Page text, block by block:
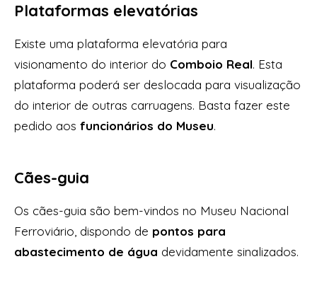
Plataformas elevatórias
Existe uma plataforma elevatória para
visionamento do interior do Comboio Real. Esta
plataforma poderá ser deslocada para visualização
do interior de outras carruagens. Basta fazer este
pedido aos funcionários do Museu.
Cães-guia
Os cães-guia são bem-vindos no Museu Nacional
Ferroviário, dispondo de pontos para
abastecimento de água devidamente sinalizados.